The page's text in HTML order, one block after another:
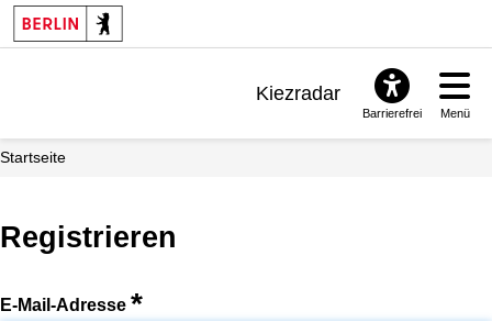
Kiezradar
Barrierefrei Menü
Startseite
Registrieren
E-Mail-Adresse *